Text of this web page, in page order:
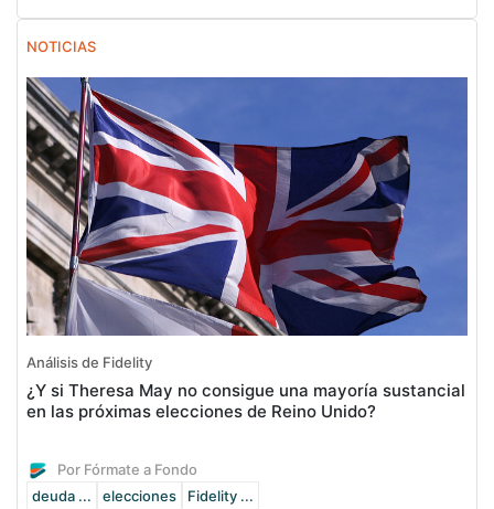
NOTICIAS
Análisis de Fidelity
¿Y si Theresa May no consigue una mayoría sustancial
en las próximas elecciones de Reino Unido?
Por Fórmate a Fondo
deuda ...
elecciones Fidelity ...